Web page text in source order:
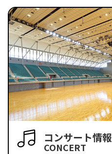
コンサート情報
CONCERT